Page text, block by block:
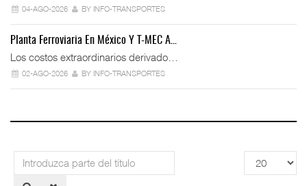
04-AGO-2026 BY INFO-TRANSPORTES
Planta Ferroviaria En México Y T-MEC A…
Los costos extraordinarios derivado…
02-AGO-2026 BY INFO-TRANSPORTES
Introduzca
parte
Cantidad
a